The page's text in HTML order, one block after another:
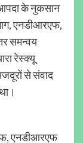
आपदा के नुकसान
एनडीआरएफ,
समन्वय
रेस्क्यू
से संवाद
एनडीआरएफ